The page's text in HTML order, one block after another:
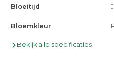
Bloeitijd
Bloemkleur
Bekijk alle specificaties